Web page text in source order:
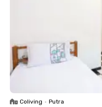
Coliving • Putra